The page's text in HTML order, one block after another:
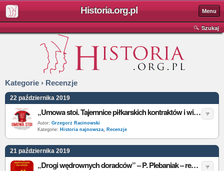
Historia.org.pl Menu
Szukaj
Kategorie › Recenzje
22 października 2019
„Umowa stoi. Tajemnice piłkarskich kontraktów i wielomilionowych transferów w Premier League” – D. Geey – recenzja
Autor: Grzegorz Racinowski
Kategorie: Historia najnowsza, Recenzje
21 października 2019
„Drogi wędrownych doradców” – P. Plebaniak – recenzja